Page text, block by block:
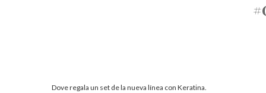
Dove regala un set de la nueva línea con Keratina.